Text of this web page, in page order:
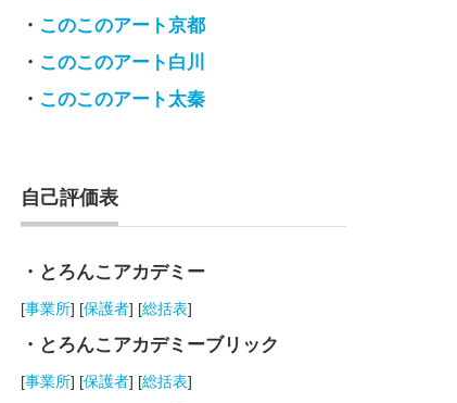
・ このこのアート京都
・ このこのアート白川
・ このこのアート太秦
自己評価表
・とろんこアカデミー
[事業所] [保護者] [総括表]
・とろんこアカデミーブリック
[事業所] [保護者] [総括表]